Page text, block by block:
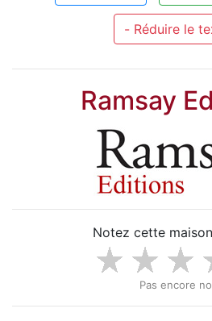
- Réduire le
Ramsay
Notez cette
Pas encore